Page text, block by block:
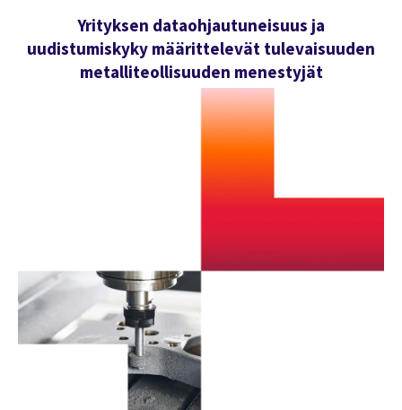
Yrityksen dataohjautuneisuus ja
uudistumiskyky määrittelevät tulevaisuuden
metalliteollisuuden menestyjät